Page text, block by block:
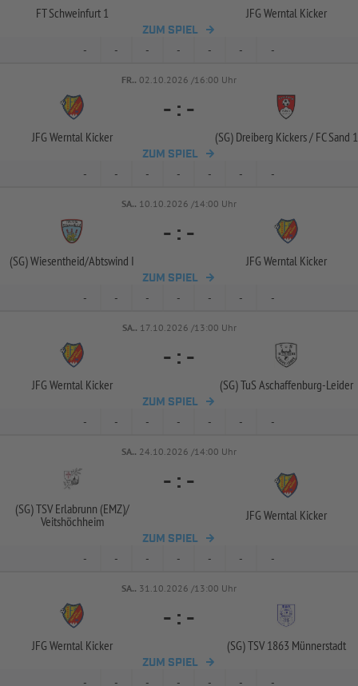
FT Schweinfurt 1 JFG Werntal Kicker
ZUM SPIEL
- - - - - - -
FR.. 02.10.2026 /16:00 Uhr
JFG Werntal Kicker
- : -
(SG) Dreiberg Kickers /FC Sand 1
ZUM SPIEL
- - - - - - -
SA.. 10.10.2026 /14:00 Uhr
(SG) Wiesentheid/Abtswind I
- : -
JFG Werntal Kicker
ZUM SPIEL
- - - - - - -
SA.. 17.10.2026 /13:00 Uhr
JFG Werntal Kicker
- : -
(SG) TuS Aschaffenburg-Leider
ZUM SPIEL
- - - - - - -
SA.. 24.10.2026 /14:00 Uhr
(SG) TSV Erlabrunn (EMZ)/
Veitshöchheim
- : -
JFG Werntal Kicker
ZUM SPIEL
- - - - - - -
SA.. 31.10.2026 /13:00 Uhr
JFG Werntal Kicker
- : -
(SG) TSV 1863 Münnerstadt
ZUM SPIEL
- - - - - - -